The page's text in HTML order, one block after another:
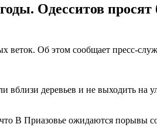
Одесситов
веток. Об этом сообщает пресс-
деревьев и не выходить на
В Приазовье ожидаются порывы